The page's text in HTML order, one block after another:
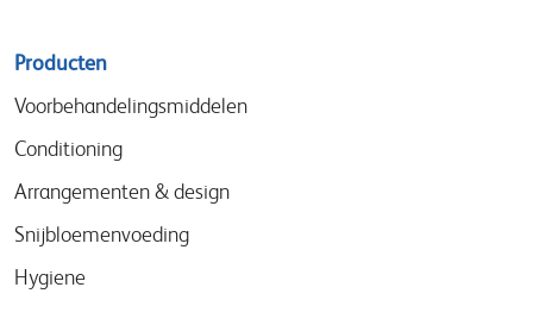
Sitemap
menu
Producten
Voorbehandelingsmiddelen
Conditioning
Arrangementen & design
Snijbloemenvoeding
Hygiene